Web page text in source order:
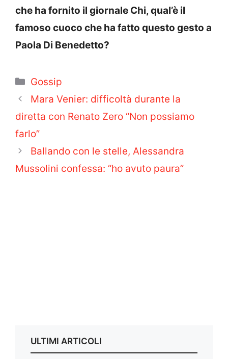
che ha fornito il giornale Chi, qual’è il
famoso cuoco che ha fatto questo gesto a
Paola Di Benedetto?
Categorie
Gossip
Mara Venier: difficoltà durante la
diretta con Renato Zero “Non possiamo
farlo”
Ballando con le stelle, Alessandra
Mussolini confessa: “ho avuto paura”
ULTIMI ARTICOLI